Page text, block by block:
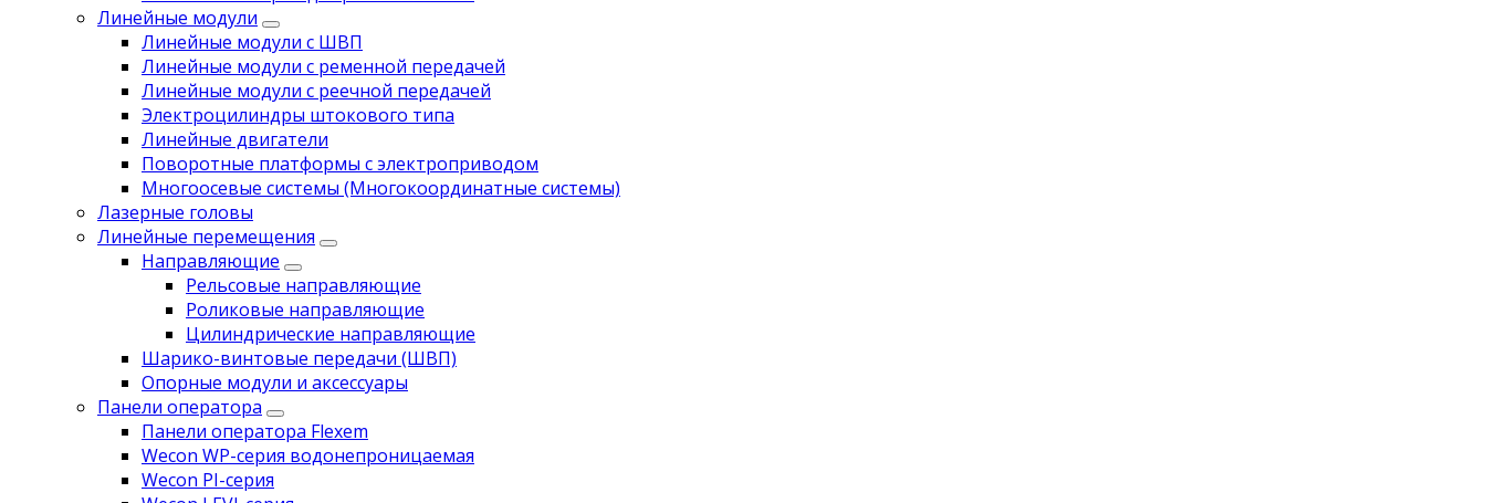
Линейные модули
Линейные модули с ШВП
Линейные модули с ременной передачей
Линейные модули с реечной передачей
Электроцилиндры штокового типа
Линейные двигатели
Поворотные платформы с электроприводом
Многоосевые системы (Многокоординатные системы)
Лазерные головы
Линейные перемещения
Направляющие
Рельсовые направляющие
Роликовые направляющие
Цилиндрические направляющие
Шарико-винтовые передачи (ШВП)
Опорные модули и аксессуары
Панели оператора
Панели оператора Flexem
Wecon WP-серия водонепроницаемая
Wecon PI-серия